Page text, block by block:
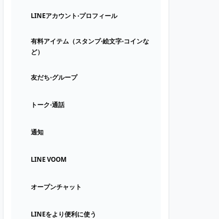
LINEアカウント⋅プロフィール
有料アイテム（スタンプ⋅絵文字⋅コインな
ど）
友だち⋅グループ
トーク⋅通話
通知
LINE VOOM
オープンチャット
LINEをより便利に使う